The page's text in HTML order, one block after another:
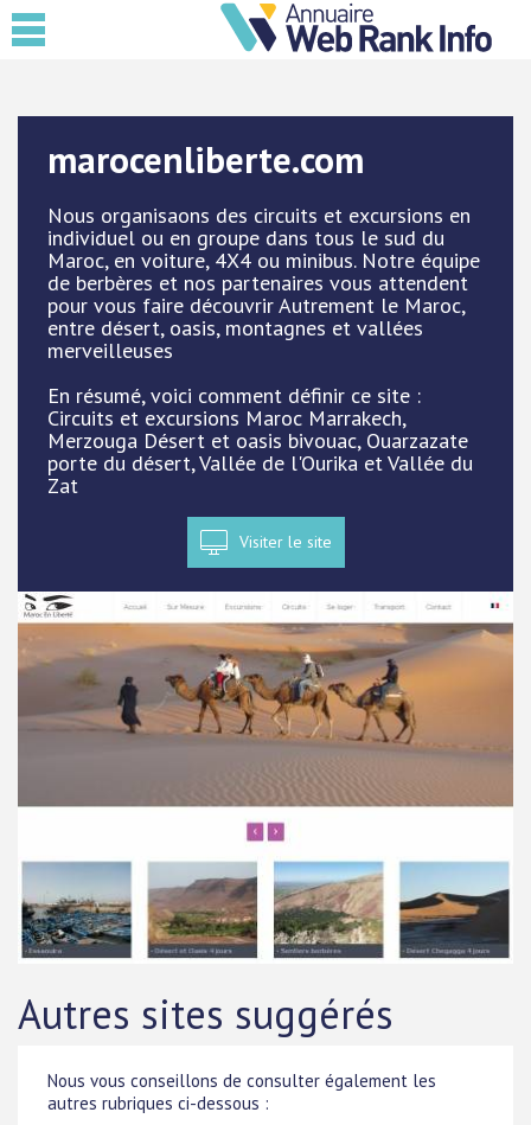
marocenliberte.com
Nous organisaons des circuits et excursions en
individuel ou en groupe dans tous le sud du
Maroc, en voiture, 4X4 ou minibus. Notre équipe
de berbères et nos partenaires vous attendent
pour vous faire découvrir Autrement le Maroc,
entre désert, oasis, montagnes et vallées
merveilleuses
En résumé, voici comment définir ce site :
Circuits et excursions Maroc Marrakech,
Merzouga Désert et oasis bivouac, Ouarzazate
porte du désert, Vallée de l'Ourika et Vallée du
Zat
Visiter le site
Autres sites suggérés
Nous vous conseillons de consulter également les
autres rubriques ci-dessous :